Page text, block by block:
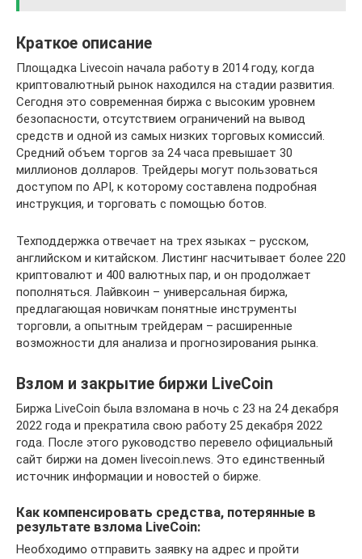
Краткое описание
Площадка Livecoin начала работу в 2014 году, когда
криптовалютный рынок находился на стадии развития.
Сегодня это современная биржа с высоким уровнем
безопасности, отсутствием ограничений на вывод
средств и одной из самых низких торговых комиссий.
Средний объем торгов за 24 часа превышает 30
миллионов долларов. Трейдеры могут пользоваться
доступом по API, к которому составлена подробная
инструкция, и торговать с помощью ботов.
Техподдержка отвечает на трех языках – русском,
английском и китайском. Листинг насчитывает более 220
криптовалют и 400 валютных пар, и он продолжает
пополняться. Лайвкоин – универсальная биржа,
предлагающая новичкам понятные инструменты
торговли, а опытным трейдерам – расширенные
возможности для анализа и прогнозирования рынка.
Взлом и закрытие биржи LiveCoin
Биржа LiveCoin была взломана в ночь с 23 на 24 декабря
2022 года и прекратила свою работу 25 декабря 2022
года. После этого руководство перевело официальный
сайт биржи на домен livecoin.news. Это единственный
источник информации и новостей о бирже.
Как компенсировать средства, потерянные в
результате взлома LiveCoin:
Необходимо отправить заявку на адрес и пройти